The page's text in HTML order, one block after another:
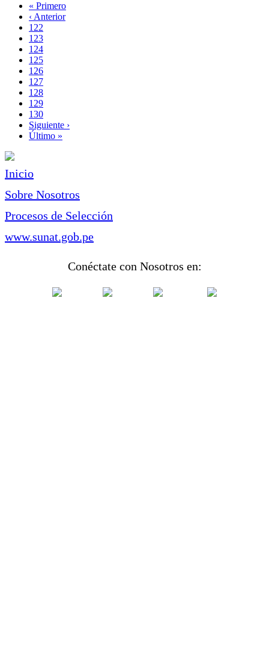
Paginación
Primera
página
« Primero
Página
anterior
‹ Anterior
Page
122
Page
123
Page
124
Page
125
Página
actual
126
Page
127
Page
128
Page
129
Page
130
Siguiente
página
Siguiente ›
Última
Último »
Inicio
Sobre Nosotros
Procesos de Selección
www.sunat.gob.pe
Conéctate con Nosotros en: